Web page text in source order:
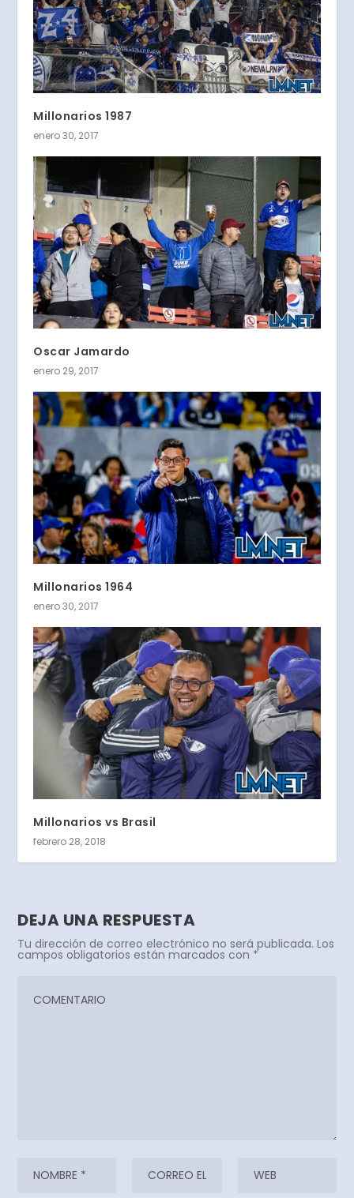
Millonarios 1987
enero 30, 2017
Oscar Jamardo
enero 29, 2017
Millonarios 1964
enero 30, 2017
Millonarios vs Brasil
febrero 28, 2018
DEJA UNA RESPUESTA
Tu dirección de correo electrónico no será publicada. Los
campos obligatorios están marcados con *